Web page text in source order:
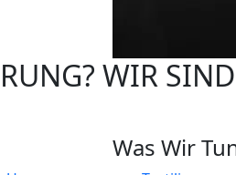
WIR
Was Wir